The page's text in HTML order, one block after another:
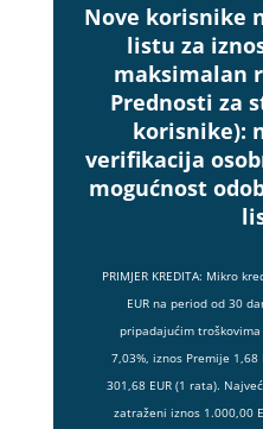
Nove korisnike
listu za
maksimalan
Prednosti za
korisnike):
verifikacija
mogućnost
PRIMJER KREDITA: Mikro
EUR na period od 30
pripadajućim troškovima
7,03%, iznos Premije
301,68 EUR (1 rata).
zatraženi iznos 1.000,00